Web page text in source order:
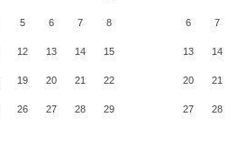
5 6 7 8
12 13 14 15
19 20 21 22
26 27 28 29
6 7
13 14
20 21
27 28